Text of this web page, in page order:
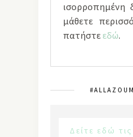
ισορροπημένη
μάθετε
πατήστε εδώ.
Δείτε εδώ